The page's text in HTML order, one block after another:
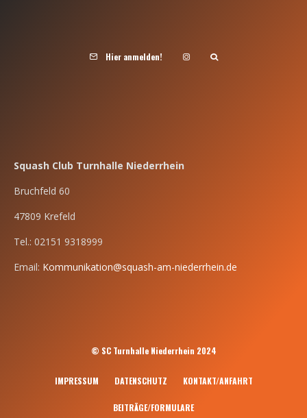
Hier anmelden!
Squash Club Turnhalle Niederrhein
Bruchfeld 60
47809 Krefeld
Tel.: 02151 9318999
Email: Kommunikation@squash-am-niederrhein.de
© SC Turnhalle Niederrhein 2024
IMPRESSUM DATENSCHUTZ KONTAKT/ANFAHRT
BEITRÄGE/FORMULARE